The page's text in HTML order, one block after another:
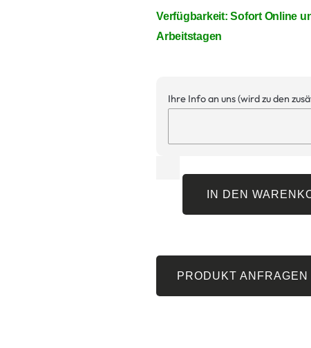
Verfügbarkeit: Sofort Online
Arbeitstagen
Ihre Info an uns (wird zu den
IN DEN
PRODUKT ANFRAGEN